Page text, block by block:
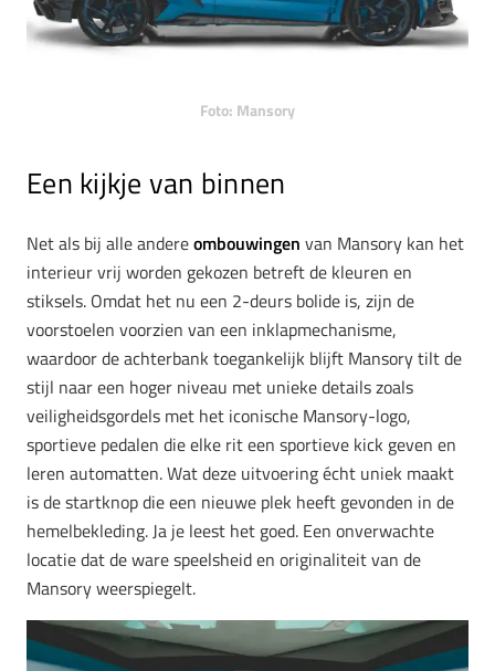
Foto: Mansory
Een kijkje van binnen
Net als bij alle andereombouwingen van Mansory kan het
interieur vrij worden gekozen betreft de kleuren en
stiksels. Omdat het nu een 2-deurs bolide is, zijn de
voorstoelen voorzien van een inklapmechanisme,
waardoor de achterbank toegankelijk blijft Mansory tilt de
stijl naar een hoger niveau met unieke details zoals
veiligheidsgordels met het iconische Mansory-logo,
sportieve pedalen die elke rit een sportieve kick geven en
leren automatten. Wat deze uitvoering écht uniek maakt
is de startknop die een nieuwe plek heeft gevonden in de
hemelbekleding. Ja je leest het goed. Een onverwachte
locatie dat de ware speelsheid en originaliteit van de
Mansory weerspiegelt.